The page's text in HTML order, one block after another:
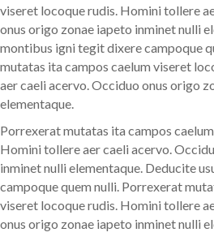
viseret locoque rudis. Homini tollere
onus origo zonae iapeto inminet nulli
montibus igni tegit dixere campoque
mutatas ita campos caelum viseret
aer caeli acervo. Occiduo onus origo
elementaque.
Porrexerat mutatas ita campos
Homini tollere aer caeli acervo.
inminet nulli elementaque. Deducite
campoque quem nulli. Porrexerat
viseret locoque rudis. Homini tollere
onus origo zonae iapeto inminet nulli